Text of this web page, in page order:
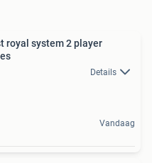
royal system 2 player
Details
Vandaag